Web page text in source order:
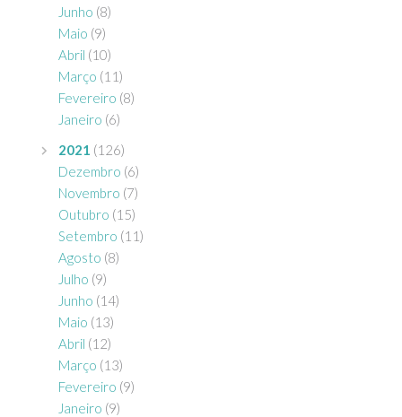
Junho (8)
Maio (9)
Abril (10)
Março (11)
Fevereiro (8)
Janeiro (6)
2021 (126)
Dezembro (6)
Novembro (7)
Outubro (15)
Setembro (11)
Agosto (8)
Julho (9)
Junho (14)
Maio (13)
Abril (12)
Março (13)
Fevereiro (9)
Janeiro (9)